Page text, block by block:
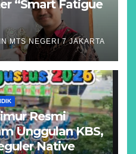
“Smart Fatigue
MTS NEGERI 7 JAKARTA
Resmi
Unggulan KBS,
Native